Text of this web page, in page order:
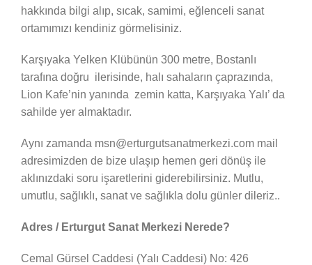
hakkında bilgi alıp, sıcak, samimi, eğlenceli sanat
ortamımızı kendiniz görmelisiniz.
Karşıyaka Yelken Klübünün 300 metre, Bostanlı
tarafına doğru ilerisinde, halı sahaların çaprazında,
Lion Kafe’nin yanında zemin katta, Karşıyaka Yalı’ da
sahilde yer almaktadır.
Aynı zamanda msn@erturgutsanatmerkezi.com mail
adresimizden de bize ulaşıp hemen geri dönüş ile
aklınızdaki soru işaretlerini giderebilirsiniz. Mutlu,
umutlu, sağlıklı, sanat ve sağlıkla dolu günler dileriz..
Adres / Erturgut Sanat Merkezi Nerede?
Cemal Gürsel Caddesi (Yalı Caddesi) No: 426